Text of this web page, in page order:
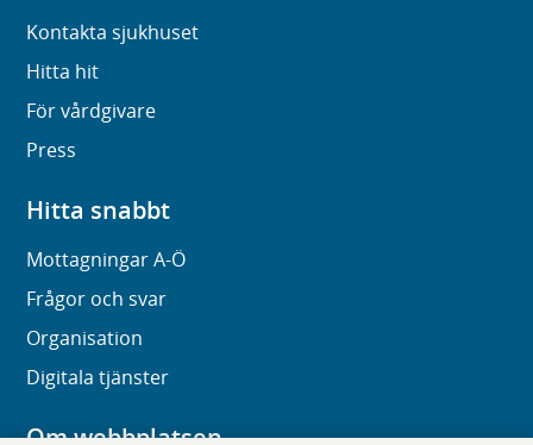
Kontakta sjukhuset
Hitta hit
För vårdgivare
Press
Hitta snabbt
Mottagningar A-Ö
Frågor och svar
Organisation
Digitala tjänster
Om webbplatsen